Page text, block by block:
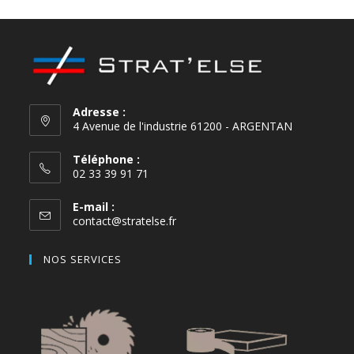
Adresse :
4 Avenue de l'industrie 61200 - ARGENTAN
Téléphone :
02 33 39 91 71
E-mail :
contact@stratelse.fr
NOS SERVICES